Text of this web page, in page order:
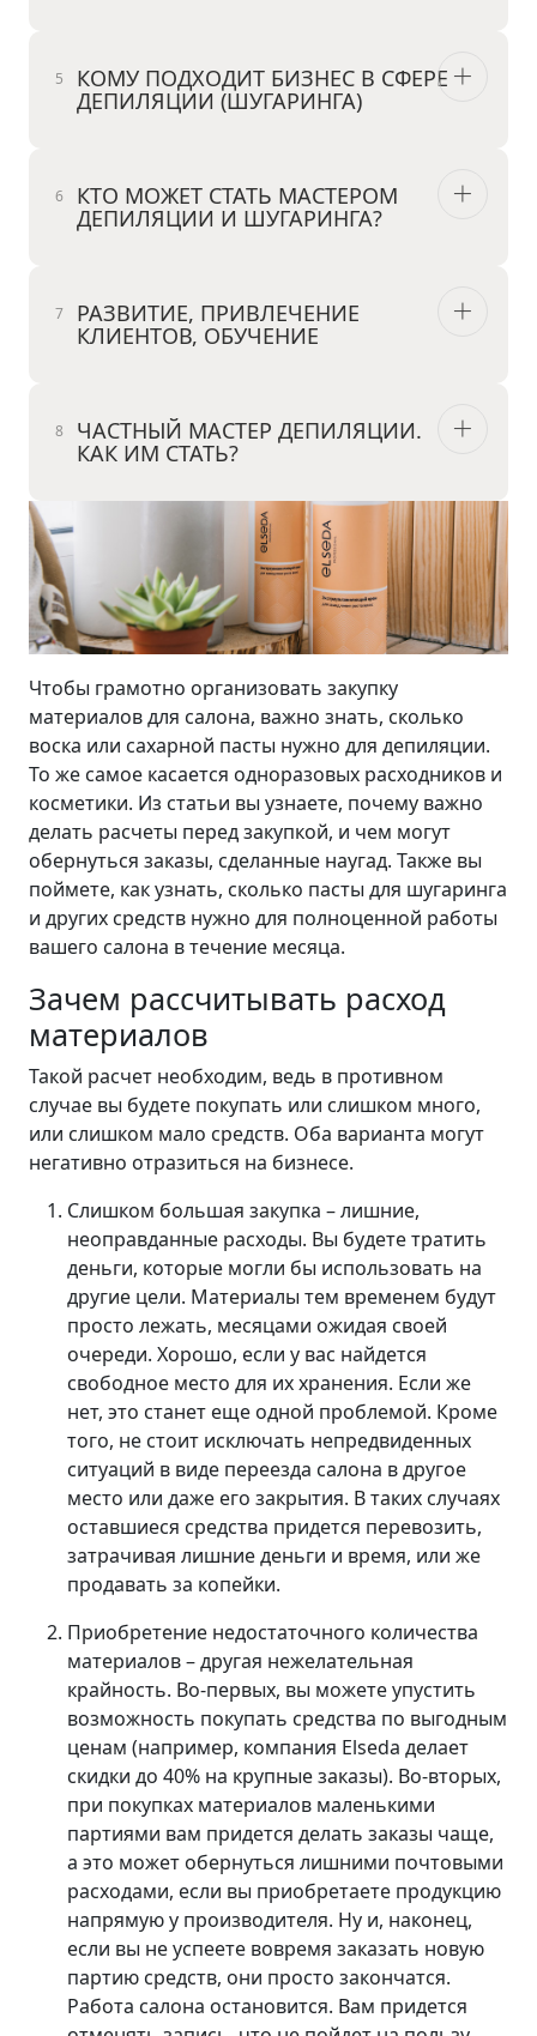
КОМУ ПОДХОДИТ БИЗНЕС В СФЕРЕ
ДЕПИЛЯЦИИ (ШУГАРИНГА)
КТО МОЖЕТ СТАТЬ МАСТЕРОМ
ДЕПИЛЯЦИИ И ШУГАРИНГА?
РАЗВИТИЕ, ПРИВЛЕЧЕНИЕ
КЛИЕНТОВ, ОБУЧЕНИЕ
ЧАСТНЫЙ МАСТЕР ДЕПИЛЯЦИИ.
КАК ИМ СТАТЬ?
Чтобы грамотно организовать закупку
материалов для салона, важно знать, сколько
воска или сахарной пасты нужно для депиляции.
То же самое касается одноразовых расходников и
косметики. Из статьи вы узнаете, почему важно
делать расчеты перед закупкой, и чем могут
обернуться заказы, сделанные наугад. Также вы
поймете, как узнать, сколько пасты для шугаринга
и других средств нужно для полноценной работы
вашего салона в течение месяца.
Зачем рассчитывать расход
материалов
Такой расчет необходим, ведь в противном
случае вы будете покупать или слишком много,
или слишком мало средств. Оба варианта могут
негативно отразиться на бизнесе.
Слишком большая закупка – лишние,
неоправданные расходы. Вы будете тратить
деньги, которые могли бы использовать на
другие цели. Материалы тем временем будут
просто лежать, месяцами ожидая своей
очереди. Хорошо, если у вас найдется
свободное место для их хранения. Если же
нет, это станет еще одной проблемой. Кроме
того, не стоит исключать непредвиденных
ситуаций в виде переезда салона в другое
место или даже его закрытия. В таких случаях
оставшиеся средства придется перевозить,
затрачивая лишние деньги и время, или же
продавать за копейки.
Приобретение недостаточного количества
материалов – другая нежелательная
крайность. Во-первых, вы можете упустить
возможность покупать средства по выгодным
ценам (например, компания Elseda делает
скидки до 40% на крупные заказы). Во-вторых,
при покупках материалов маленькими
партиями вам придется делать заказы чаще,
а это может обернуться лишними почтовыми
расходами, если вы приобретаете продукцию
напрямую у производителя. Ну и, наконец,
если вы не успеете вовремя заказать новую
партию средств, они просто закончатся.
Работа салона остановится. Вам придется